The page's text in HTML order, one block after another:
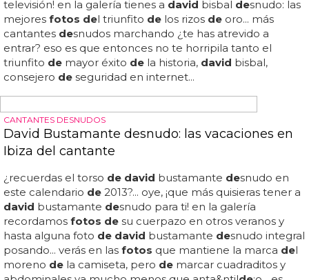
desnudo, para per der el sentido... el supermo delo
desnudodecintura para arriba,denuevo para marks &
spencer:davidgandy repite con la marca lanzando una
coleccióndeba&ntilde;adores que se pondrá a la venta
en uk elde4 junio... disfruta la galería con
que quieres es ver a
saliendodel agua, luciendo ba&ntilde;adores cuanto más
peque&ntilde;os mejor... ¿y qué mejor mo